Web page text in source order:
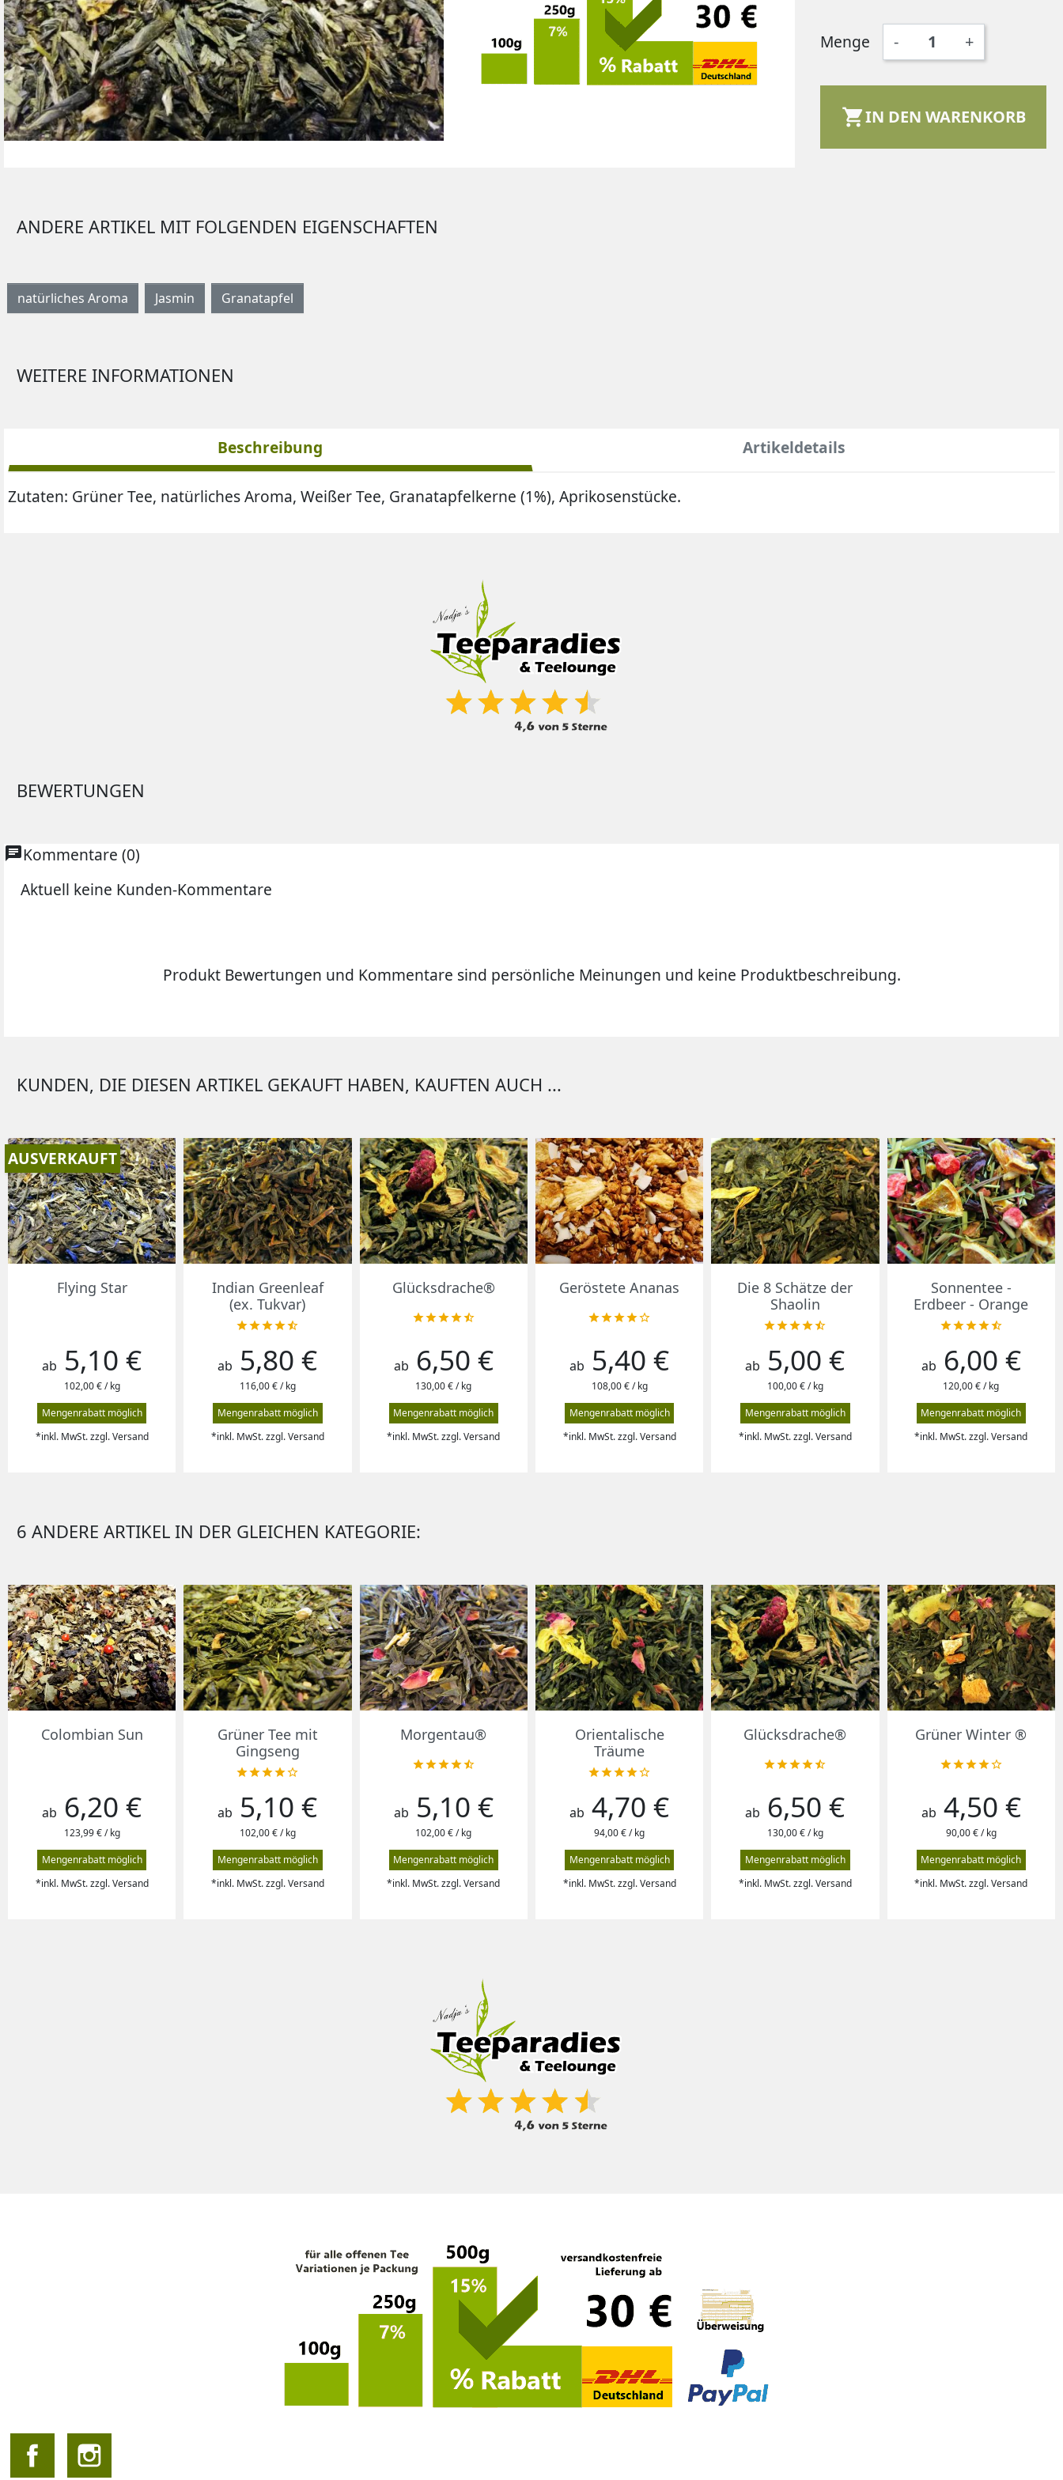
OOLONG TEE GELBER TEE BEUTELTEES
Menge - +
IN DEN WARENKORB
ANDERE ARTIKEL MIT FOLGENDEN EIGENSCHAFTEN
natürliches Aroma Jasmin Granatapfel
WEITERE INFORMATIONEN
Beschreibung Artikeldetails
Zutaten: Grüner Tee, natürliches Aroma, Weißer Tee, Granatapfelkerne (1%), Aprikosenstücke.
BEWERTUNGEN
chatKommentare (0)
Aktuell keine Kunden-Kommentare
Produkt Bewertungen und Kommentare sind persönliche Meinungen und keine Produktbeschreibung.
KUNDEN, DIE DIESEN ARTIKEL GEKAUFT HABEN, KAUFTEN AUCH ...
 Vorschau
Flying Star
Preis
ab 5,10 €
102,00 € / kg
Mengenrabatt möglich
*inkl. MwSt. zzgl. Versand
AUSVERKAUFT
Vorschau
Indian Greenleaf
(ex. Tukvar)

Preis
ab 5,80 €
116,00 € / kg
Mengenrabatt möglich
*inkl. MwSt. zzgl. Versand
Vorschau
Glücksdrache®

Preis
ab 6,50 €
130,00 € / kg
Mengenrabatt möglich
*inkl. MwSt. zzgl. Versand
Vorschau
Geröstete Ananas

Preis
ab 5,40 €
108,00 € / kg
Mengenrabatt möglich
*inkl. MwSt. zzgl. Versand
 Vorschau
Die 8 Schätze der
Shaolin

Preis
ab 5,00 €
100,00 € / kg
Mengenrabatt möglich
*inkl. MwSt. zzgl. Versand
Vorschau
Sonnentee -
Erdbeer - Orange

Preis
ab 6,00 €
120,00 € / kg
Mengenrabatt möglich
*inkl. MwSt. zzgl. Versand
6 ANDERE ARTIKEL IN DER GLEICHEN KATEGORIE:
Vorschau
Colombian Sun
Preis
ab 6,20 €
123,99 € / kg
Mengenrabatt möglich
*inkl. MwSt. zzgl. Versand
Vorschau
Grüner Tee mit
Gingseng

Preis
ab 5,10 €
102,00 € / kg
Mengenrabatt möglich
*inkl. MwSt. zzgl. Versand
Vorschau
Morgentau®

Preis
ab 5,10 €
102,00 € / kg
Mengenrabatt möglich
*inkl. MwSt. zzgl. Versand
Vorschau
Orientalische
Träume

Preis
ab 4,70 €
94,00 € / kg
Mengenrabatt möglich
*inkl. MwSt. zzgl. Versand
Vorschau
Glücksdrache®

Preis
ab 6,50 €
130,00 € / kg
Mengenrabatt möglich
*inkl. MwSt. zzgl. Versand
Vorschau
Grüner Winter ®

Preis
ab 4,50 €
90,00 € / kg
Mengenrabatt möglich
*inkl. MwSt. zzgl. Versand